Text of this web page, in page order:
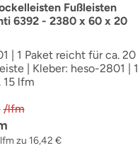
Fußleisten
6392 - 2380 x 60 x 20
| 1 Paket reicht für ca. 20
| Kleber: heso-2801 | 1
15 lfm
/lfm
zu 16,42 €